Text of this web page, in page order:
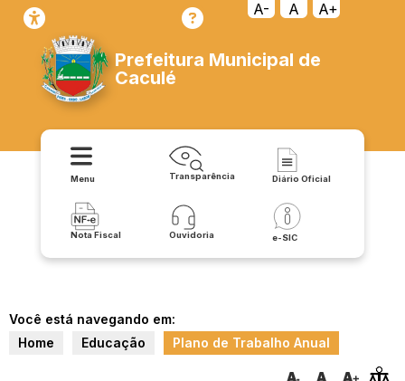
A- A A+
Prefeitura Municipal de
Caculé
Menu Transparência Diário Oficial
Nota Fiscal Ouvidoria e-SIC
Você está navegando em:
Home
Educação Plano de Trabalho Anual